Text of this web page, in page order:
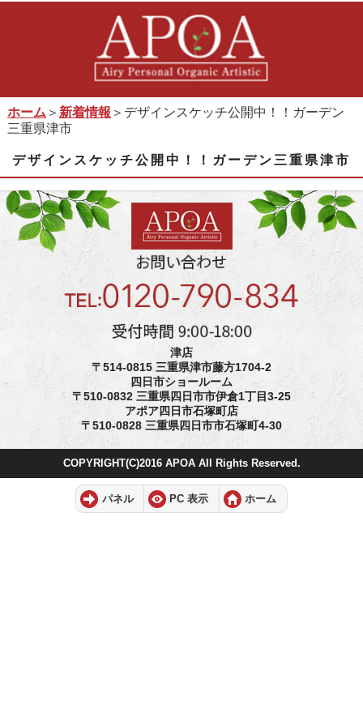
ホーム ＞ 新着情報 ＞デザインスケッチ公開中！！ガーデン
三重県津市
デザインスケッチ公開中！！ガーデン三重県津市
津店
〒514-0815 三重県津市藤方1704-2
四日市ショールーム
〒510-0832 三重県四日市市伊倉1丁目3-25
アポア四日市石塚町店
〒510-0828 三重県四日市市石塚町4-30
COPYRIGHT(C)2016 APOA All Rights Reserved.
パネル PC 表示 ホーム